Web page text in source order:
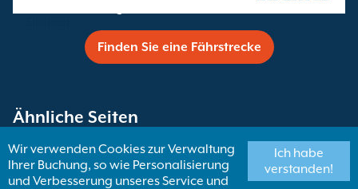
Finden Sie eine Fährstrecke
Ähnliche Seiten
Fähren nach Liparische Inseln
Wir verwenden Cookies zur Verwaltung
Ihrer Buchung, so wie Personalisierung
und Verbesserung unseres Service und
Ich habe
verstanden!